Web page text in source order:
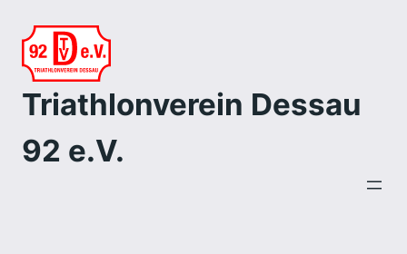
Zum
Inhalt
springen
Triathlonverein Dessau
92 e.V.